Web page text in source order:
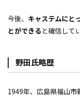
今後、 キャステムにと
とができると確信して
野田氏略歴
1949年、広島県福山